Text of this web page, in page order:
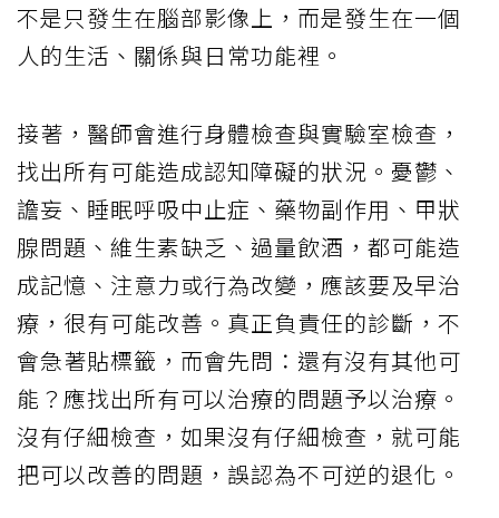
不是只發生在腦部影像上，而是發生在一個
人的生活、關係與日常功能裡。
接著，醫師會進行身體檢查與實驗室檢查，
找出所有可能造成認知障礙的狀況。憂鬱、
譫妄、睡眠呼吸中止症、藥物副作用、甲狀
腺問題、維生素缺乏、過量飲酒，都可能造
成記憶、注意力或行為改變，應該要及早治
療，很有可能改善。真正負責任的診斷，不
會急著貼標籤，而會先問：還有沒有其他可
能？應找出所有可以治療的問題予以治療。
沒有仔細檢查，如果沒有仔細檢查，就可能
把可以改善的問題，誤認為不可逆的退化。